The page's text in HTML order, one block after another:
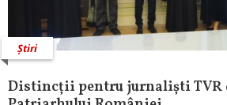
Știri
Distincții pentru jurnaliști TVR